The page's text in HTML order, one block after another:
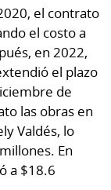
el contrato
el costo a
en 2022,
el plazo
de
las obras en
Valdés, lo
En
a $18.6